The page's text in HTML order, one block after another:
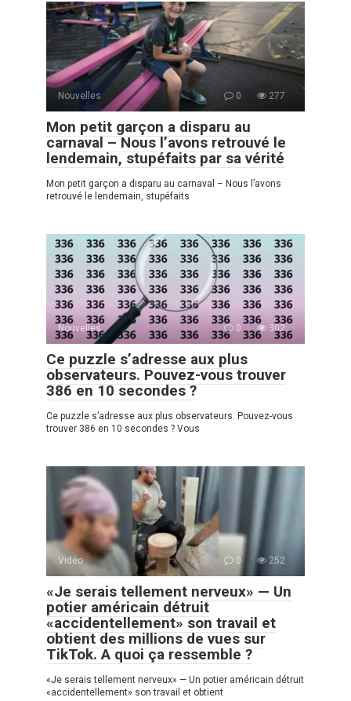
Nouvelles 0 277
Mon petit garçon a disparu au
carnaval – Nous l’avons retrouvé le
lendemain, stupéfaits par sa vérité
Mon petit garçon a disparu au carnaval – Nous l’avons
retrouvé le lendemain, stupéfaits
Nouvelles 0 302
Ce puzzle s’adresse aux plus
observateurs. Pouvez-vous trouver
386 en 10 secondes ?
Ce puzzle s’adresse aux plus observateurs. Pouvez-vous
trouver 386 en 10 secondes ? Vous
Vidéo 0 252
«Je serais tellement nerveux» — Un
potier américain détruit
«accidentellement» son travail et
obtient des millions de vues sur
TikTok. A quoi ça ressemble ?
«Je serais tellement nerveux» — Un potier américain détruit
«accidentellement» son travail et obtient